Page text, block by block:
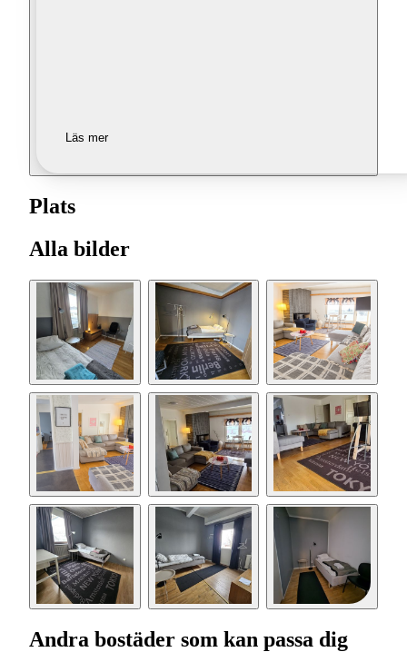
Läs mer
Plats
Alla bilder
Andra bostäder som kan passa dig